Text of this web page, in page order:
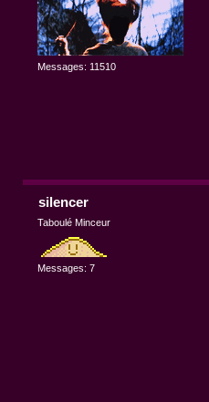
Messages: 11510
silencer
Taboulé Minceur
Messages: 7